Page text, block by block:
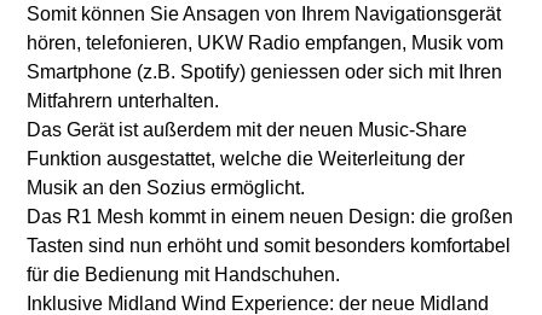
Somit können Sie Ansagen von Ihrem Navigationsgerät
hören, telefonieren, UKW Radio empfangen, Musik vom
Smartphone (z.B. Spotify) geniessen oder sich mit Ihren
Mitfahrern unterhalten.
Das Gerät ist außerdem mit der neuen Music-Share
Funktion ausgestattet, welche die Weiterleitung der
Musik an den Sozius ermöglicht.
Das R1 Mesh kommt in einem neuen Design: die großen
Tasten sind nun erhöht und somit besonders komfortabel
für die Bedienung mit Handschuhen.
Inklusive Midland Wind Experience: der neue Midland